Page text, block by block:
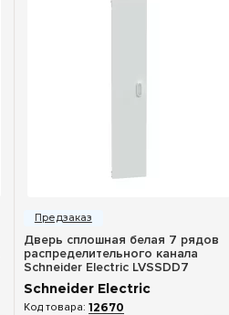
Дверь сплошная белая 7 рядов
распределительного канала
Schneider Electric LVSSDD7
Schneider Electric
12670